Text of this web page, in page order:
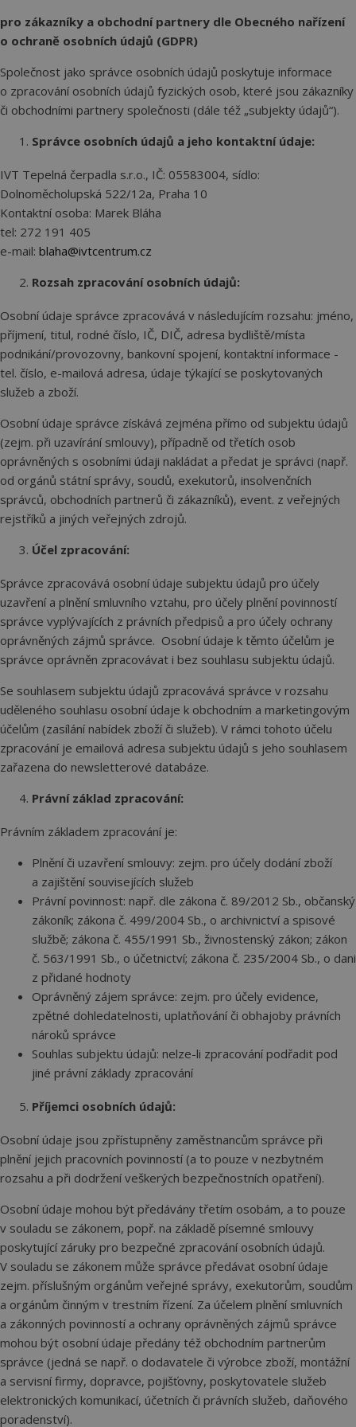
pro zákazníky a obchodní partnery dle Obecného nařízení
o ochraně osobních údajů (GDPR)
Společnost jako správce osobních údajů poskytuje informace
o zpracování osobních údajů fyzických osob, které jsou zákazníky
či obchodními partnery společnosti (dále též „subjekty údajů“).
Správce osobních údajů a jeho kontaktní údaje:
IVT Tepelná čerpadla s.r.o., IČ: 05583004, sídlo:
Dolnoměcholupská 522/12a, Praha 10
Kontaktní osoba: Marek Bláha
tel: 272 191 405
e-mail: blaha@ivtcentrum.cz
Rozsah zpracování osobních údajů:
Osobní údaje správce zpracovává v následujícím rozsahu: jméno,
příjmení, titul, rodné číslo, IČ, DIČ, adresa bydliště/místa
podnikání/provozovny, bankovní spojení, kontaktní informace -
tel. číslo, e-mailová adresa, údaje týkající se poskytovaných
služeb a zboží.
Osobní údaje správce získává zejména přímo od subjektu údajů
(zejm. při uzavírání smlouvy), případně od třetích osob
oprávněných s osobními údaji nakládat a předat je správci (např.
od orgánů státní správy, soudů, exekutorů, insolvenčních
správců, obchodních partnerů či zákazníků), event. z veřejných
rejstříků a jiných veřejných zdrojů.
Účel zpracování:
Správce zpracovává osobní údaje subjektu údajů pro účely
uzavření a plnění smluvního vztahu, pro účely plnění povinností
správce vyplývajících z právních předpisů a pro účely ochrany
oprávněných zájmů správce. Osobní údaje k těmto účelům je
správce oprávněn zpracovávat i bez souhlasu subjektu údajů.
Se souhlasem subjektu údajů zpracovává správce v rozsahu
uděleného souhlasu osobní údaje k obchodním a marketingovým
účelům (zasílání nabídek zboží či služeb). V rámci tohoto účelu
zpracování je emailová adresa subjektu údajů s jeho souhlasem
zařazena do newsletterové databáze.
Právní základ zpracování:
Právním základem zpracování je:
Plnění či uzavření smlouvy: zejm. pro účely dodání zboží
a zajištění souvisejících služeb
Právní povinnost: např. dle zákona č. 89/2012 Sb., občanský
zákoník; zákona č. 499/2004 Sb., o archivnictví a spisové
službě; zákona č. 455/1991 Sb., živnostenský zákon; zákon
č. 563/1991 Sb., o účetnictví; zákona č. 235/2004 Sb., o dani
z přidané hodnoty
Oprávněný zájem správce: zejm. pro účely evidence,
zpětné dohledatelnosti, uplatňování či obhajoby právních
nároků správce
Souhlas subjektu údajů: nelze-li zpracování podřadit pod
jiné právní základy zpracování
Příjemci osobních údajů:
Osobní údaje jsou zpřístupněny zaměstnancům správce při
plnění jejich pracovních povinností (a to pouze v nezbytném
rozsahu a při dodržení veškerých bezpečnostních opatření).
Osobní údaje mohou být předávány třetím osobám, a to pouze
v souladu se zákonem, popř. na základě písemné smlouvy
poskytující záruky pro bezpečné zpracování osobních údajů.
V souladu se zákonem může správce předávat osobní údaje
zejm. příslušným orgánům veřejné správy, exekutorům, soudům
a orgánům činným v trestním řízení. Za účelem plnění smluvních
a zákonných povinností a ochrany oprávněných zájmů správce
mohou být osobní údaje předány též obchodním partnerům
správce (jedná se např. o dodavatele či výrobce zboží, montážní
a servisní firmy, dopravce, pojišťovny, poskytovatele služeb
elektronických komunikací, účetních či právních služeb, daňového
poradenství).